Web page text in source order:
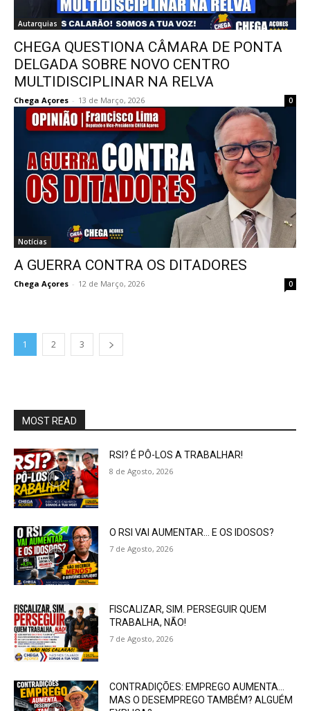
Autarquias
CHEGA QUESTIONA CÂMARA DE PONTA
DELGADA SOBRE NOVO CENTRO
MULTIDISCIPLINAR NA RELVA
Chega Açores - 13 de Março, 2026 0
Notícias
A GUERRA CONTRA OS DITADORES
Chega Açores - 12 de Março, 2026 0
1 2 3
MOST READ
RSI? É PÔ-LOS A TRABALHAR!
8 de Agosto, 2026
O RSI VAI AUMENTAR… E OS IDOSOS?
7 de Agosto, 2026
FISCALIZAR, SIM. PERSEGUIR QUEM
TRABALHA, NÃO!
7 de Agosto, 2026
CONTRADIÇÕES: EMPREGO AUMENTA…
MAS O DESEMPREGO TAMBÉM? ALGUÉM